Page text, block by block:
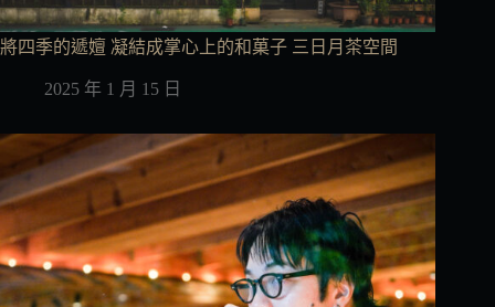
將四季的遞嬗 凝結成掌心上的和菓子 三日月茶空間
2025 年 1 月 15 日